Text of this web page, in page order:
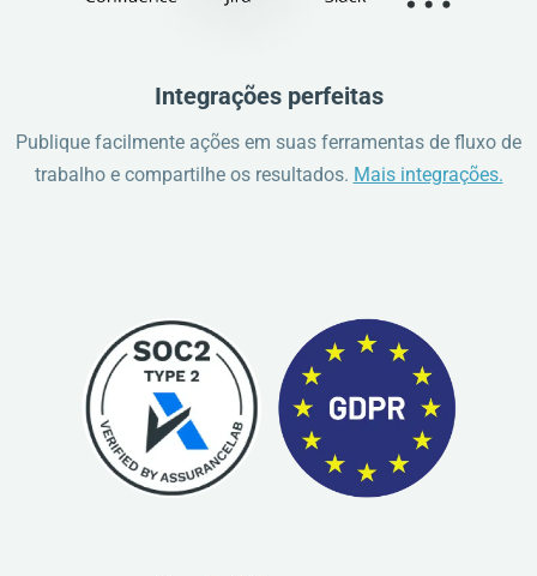
Integrações perfeitas
Publique facilmente ações em suas ferramentas de fluxo de
trabalho e compartilhe os resultados. Mais integrações.